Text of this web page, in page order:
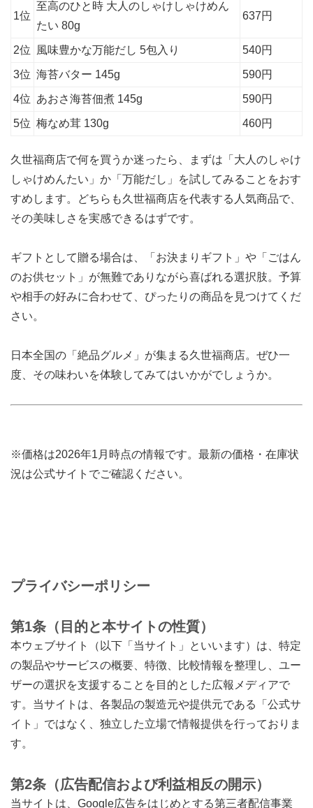
1位
至高のひと時 大人のしゃけしゃけめん
たい 80g
637円
2位 風味豊かな万能だし 5包入り 540円
3位 海苔バター 145g 590円
4位 あおさ海苔佃煮 145g 590円
5位 梅なめ茸 130g 460円
久世福商店で何を買うか迷ったら、まずは「大人のしゃけ
しゃけめんたい」か「万能だし」を試してみることをおす
すめします。どちらも久世福商店を代表する人気商品で、
その美味しさを実感できるはずです。
ギフトとして贈る場合は、「お決まりギフト」や「ごはん
のお供セット」が無難でありながら喜ばれる選択肢。予算
や相手の好みに合わせて、ぴったりの商品を見つけてくだ
さい。
日本全国の「絶品グルメ」が集まる久世福商店。ぜひ一
度、その味わいを体験してみてはいかがでしょうか。
※価格は2026年1月時点の情報です。最新の価格・在庫状
況は公式サイトでご確認ください。
プライバシーポリシー
第1条（目的と本サイトの性質）
本ウェブサイト（以下「当サイト」といいます）は、特定
の製品やサービスの概要、特徴、比較情報を整理し、ユー
ザーの選択を支援することを目的とした広報メディアで
す。当サイトは、各製品の製造元や提供元である「公式サ
イト」ではなく、独立した立場で情報提供を行っておりま
す。
第2条（広告配信および利益相反の開示）
当サイトは、Google広告をはじめとする第三者配信事業